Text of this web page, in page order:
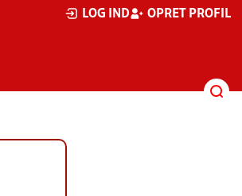
LOG IND OPRET PROFIL